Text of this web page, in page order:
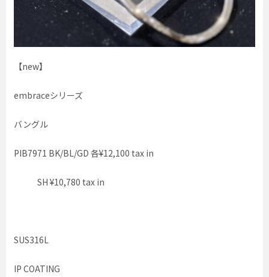
【new】
embraceシリーズ
バングル
PIB7971 BK/BL/GD 各¥12,100 tax in
SH ¥10,780 tax in
SUS316L
IP COATING